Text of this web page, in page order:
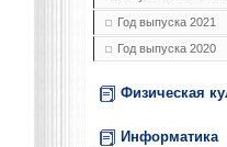
Год выпуска 2021
Год выпуска 2020
Физическая
Информатика